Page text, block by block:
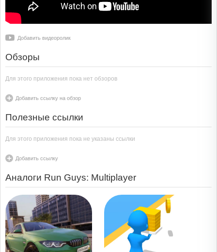
Добавить видеоролик
Обзоры
Для этого приложения пока нет обзоров
Добавить ссылку на обзор
Полезные ссылки
Для этого приложения пока не указаны ссылки
Добавить ссылку
Аналоги Run Guys: Multiplayer